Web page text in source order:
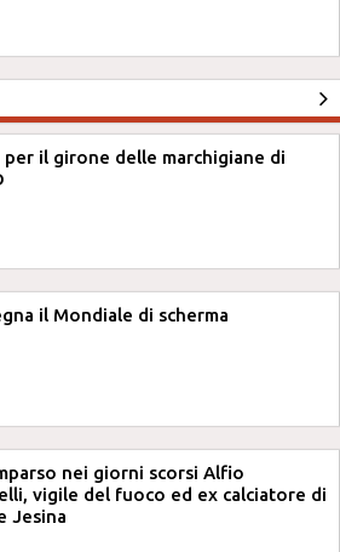
per il girone delle marchigiane di
il Mondiale di scherma
nei giorni scorsi Alfio
vigile del fuoco ed ex calciatore di
Jesina